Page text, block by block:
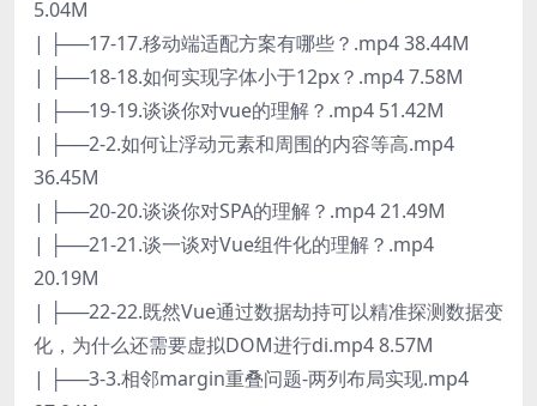
5.04M
| ├──17-17.移动端适配方案有哪些？.mp4 38.44M
| ├──18-18.如何实现字体小于12px？.mp4 7.58M
| ├──19-19.谈谈你对vue的理解？.mp4 51.42M
| ├──2-2.如何让浮动元素和周围的内容等高.mp4
36.45M
| ├──20-20.谈谈你对SPA的理解？.mp4 21.49M
| ├──21-21.谈一谈对Vue组件化的理解？.mp4
20.19M
| ├──22-22.既然Vue通过数据劫持可以精准探测数据变
化，为什么还需要虚拟DOM进行di.mp4 8.57M
| ├──3-3.相邻margin重叠问题-两列布局实现.mp4